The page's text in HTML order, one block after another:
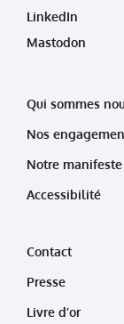
Qui sommes
Nos
Notre manifeste
Accessibilité
Contact
Presse
Livre d’or
LinkedIn
Mastodon